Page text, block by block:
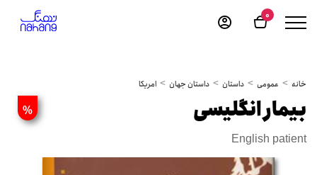
0
خانه عمومی داستان داستان جهان امریکا
% بیمار انگلیسی
English patient